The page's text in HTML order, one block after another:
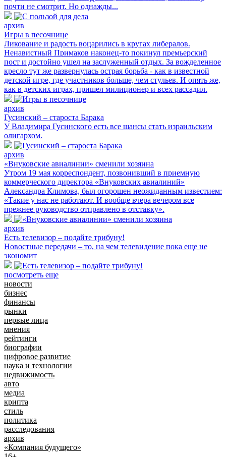
почти не смотрит. Но однажды...
архив
Игры в песочнице
Ликование и радость воцарились в кругах либералов.
Ненавистный Примаков наконец-то покинул премьерский
пост и достойно ушел на заслуженный отдых. За вожделенное
кресло тут же развернулась острая борьба - как в известной
детской игре, где участников больше, чем стульев. И опять же,
как в детских играх, пришел милиционер и всех рассадил.
архив
Гусинский – староста Барака
У Владимира Гусинского есть все шансы стать израильским
олигархом.
архив
«Внуковские авиалинии» сменили хозяина
Утром 19 мая корреспондент, позвонивший в приемную
коммерческого директора «Внуковских авиалиний»
Александра Климова, был огорошен неожиданным известием:
«Такие у нас не работают. И вообще вчера вечером все
прежнее руководство отправлено в отставку».
архив
Есть телевизор – подайте трибуну!
Новостные передачи – то, на чем телевидение пока еще не
экономит
посмотреть еще
новости
бизнес
финансы
рынки
первые лица
мнения
рейтинги
биографии
цифровое развитие
наука и технологии
недвижимость
авто
медиа
крипта
стиль
политика
расследования
архив
«Компания будущего»